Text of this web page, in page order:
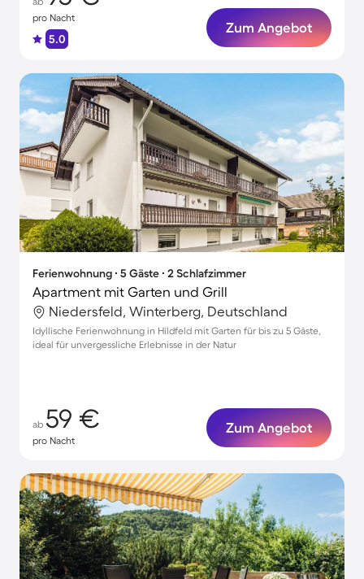
pro Nacht
5.0
Zum Angebot
Ferienwohnung ∙ 5 Gäste ∙ 2 Schlafzimmer
Apartment mit Garten und Grill
Niedersfeld, Winterberg, Deutschland
Idyllische Ferienwohnung in Hildfeld mit Garten für bis zu 5 Gäste,
ideal für unvergessliche Erlebnisse in der Natur
ab 59 €
pro Nacht
Zum Angebot